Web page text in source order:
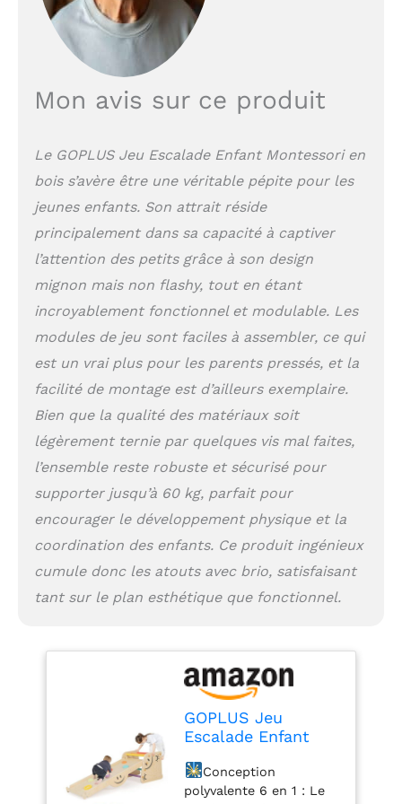
: Comme il y a de
nombreux trous pré-
marches et les barres
peuvent être ajustées à
selon les besoins. En
comme escabeau, il
peut être facilement
d'escalade ou en siège.
Rampe d'escalade
réversible : La rampe
détacher et à fixer sur
les barres. Placez
horizontalement la
rampe d'escalade et elle
devient la bascule.
Retournez la rampe
transforme en
toboggan. Grâce aux
inclinaisons réglables,
vous pouvez régler le
niveau de difficulté
souhaité qui convient à
votre bébé : niveau
supérieur ou niveau
inférieur.
sûre, le jouet d'escalade
est durable, inodore et
sans BPA.
Contrairement aux
nos barres en bois
robustes garantissent
Mon avis sur ce produit
Le GOPLUS Jeu Escalade Enfant Montessori en
bois s’avère être une véritable pépite pour les
jeunes enfants. Son attrait réside
principalement dans sa capacité à captiver
l’attention des petits grâce à son design
mignon mais non flashy, tout en étant
incroyablement fonctionnel et modulable. Les
modules de jeu sont faciles à assembler, ce qui
est un vrai plus pour les parents pressés, et la
facilité de montage est d’ailleurs exemplaire.
Bien que la qualité des matériaux soit
légèrement ternie par quelques vis mal faites,
l’ensemble reste robuste et sécurisé pour
supporter jusqu’à 60 kg, parfait pour
encourager le développement physique et la
coordination des enfants. Ce produit ingénieux
cumule donc les atouts avec brio, satisfaisant
tant sur le plan esthétique que fonctionnel.
GOPLUS Jeu
Escalade Enfant
Marchepied,
Échelle et Rampe
Conception
polyvalente 6 en 1 : Le